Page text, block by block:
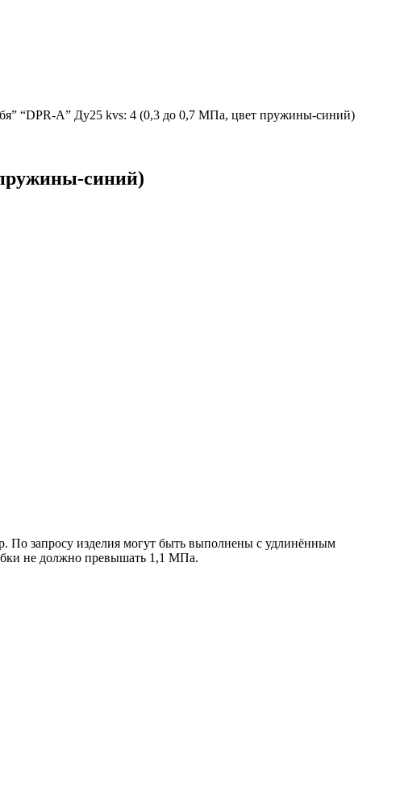
“DPR-A” Ду25 kvs: 4 (0,3 до 0,7 МПа, цвет пружины-синий)
синий)
По запросу изделия могут быть выполнены с удлинённым
не должно превышать 1,1 МПа.